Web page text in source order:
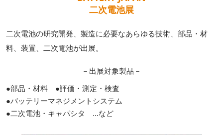
二次電池展
二次電池の研究開発、製造に必要なあらゆる技術、部品・材
料、装置、二次電池が出展。
－出展対象製品－
●部品・材料 ●評価・測定・検査
●バッテリーマネジメントシステム
●二次電池・キャパシタ …など